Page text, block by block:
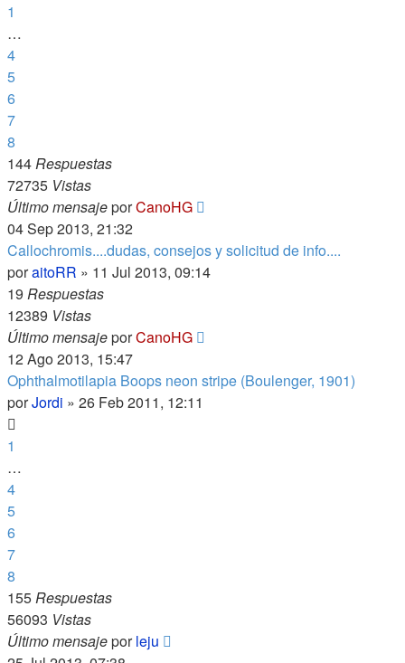
1
…
4
5
6
7
8
144Respuestas
72735 Vistas
Último mensajeporCanoHG
04 Sep 2013, 21:32
Callochromis....dudas, consejos y solicitud de info....
poraitoRR » 11 Jul 2013, 09:14
19 Respuestas
12389 Vistas
Último mensajeporCanoHG
12 Ago 2013, 15:47
Ophthalmotilapia Boops neon stripe (Boulenger, 1901)
porJordi » 26 Feb 2011, 12:11
1
…
4
5
6
7
8
155Respuestas
56093 Vistas
Último mensajeporleju